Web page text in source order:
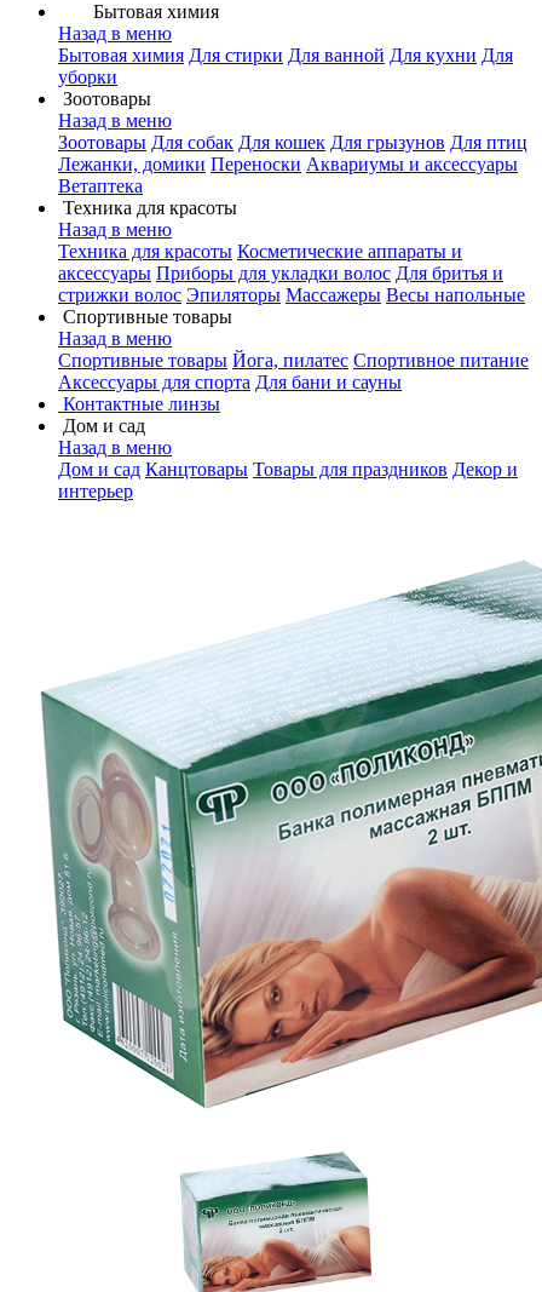
Бытовая химия
Назад в меню
Бытовая химия Для стирки Для ванной Для кухни Для
уборки
Зоотовары
Назад в меню
Зоотовары Для собак Для кошек Для грызунов Для птиц
Лежанки, домики Переноски Аквариумы и аксессуары
Ветаптека
Техника для красоты
Назад в меню
Техника для красоты Косметические аппараты и
аксессуары Приборы для укладки волос Для бритья и
стрижки волос Эпиляторы Массажеры Весы напольные
Спортивные товары
Назад в меню
Спортивные товары Йога, пилатес Спортивное питание
Аксессуары для спорта Для бани и сауны
Контактные линзы
Дом и сад
Назад в меню
Дом и сад Канцтовары Товары для праздников Декор и
интерьер